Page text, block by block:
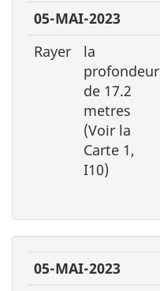
05-MAI-2023
Rayer
la
profondeur
de 17.2
metres
(Voir la
Carte 1,
I10)
05-MAI-2023